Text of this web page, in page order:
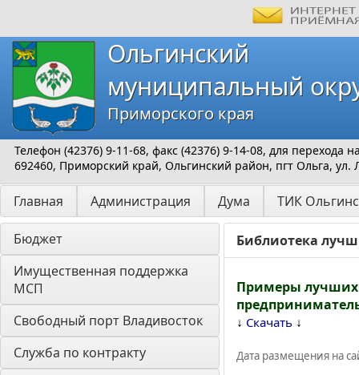
Ольгинский
муниципальный
Приморского края
Телефон (42376) 9-11-68, факс (42376) 9-14-08, для перехода
692460, Приморский край, Ольгинский район, пгт Ольга, ул.
Главная Администрация Дума ТИК
Бюджет
Имущественная поддержка
МСП
Свободный порт Владивосток
Служба по контракту
Библиотека
Примеры лучших
↓ Скачать ↓
Дата размещения на